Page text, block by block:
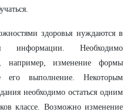
здоровья нуждаются в
информации. Необходимо
например, изменение формы
его выполнение. Некоторым
необходимо остаться одним
классе. Возможно изменение